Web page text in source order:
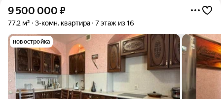
9 500 000 ₽
77,2 м² 3-комн. квартира 7 этаж из 16
новостройка